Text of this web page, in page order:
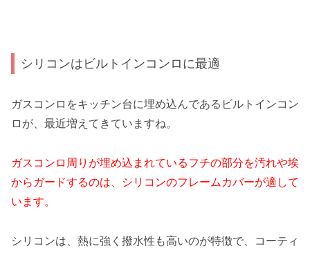
シリコンはビルトインコンロに最適
ガスコンロをキッチン台に埋め込んであるビルトインコン
ロが、最近増えてきていますね。
ガスコンロ周りが埋め込まれているフチの部分を汚れや埃
からガードするのは、シリコンのフレームカバーが適して
います。
シリコンは、熱に強く撥水性も高いのが特徴で、コーティ